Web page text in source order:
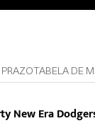
PRAZOTABELA DE
New Era